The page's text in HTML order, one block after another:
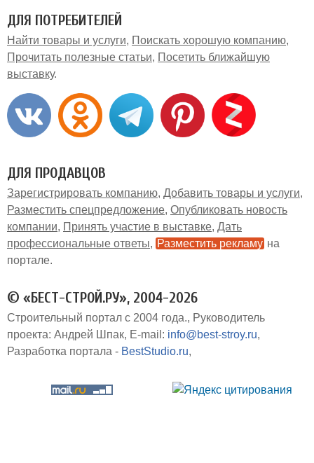
ДЛЯ ПОТРЕБИТЕЛЕЙ
Найти товары и услуги
Поискать хорошую компанию
Прочитать полезные статьи
Посетить ближайшую
выставку
ДЛЯ ПРОДАВЦОВ
Зарегистрировать компанию Добавить товары и услуги
Разместить спецпредложение Опубликовать новость
компании
Принять участие в выставке Дать
профессиональные ответы
Разместить рекламу на
портале
© «БЕСТ-СТРОЙ.РУ», 2004-2026
Строительный портал с 2004 года.
Руководитель
проекта: Андрей Шпак E-mail: info@best-stroy.ru
Разработка портала - BestStudio.ru